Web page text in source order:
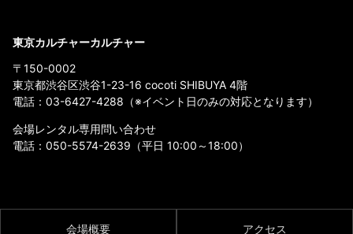
東京カルチャーカルチャー
〒150-0002
東京都渋谷区渋谷1-23-16 cocoti SHIBUYA 4階
電話： 03-6427-4288 （※イベント日のみの対応となります）
会場レンタル専用問い合わせ
電話： 050-5574-2639 （平日 10:00～18:00）
会場概要 アクセス